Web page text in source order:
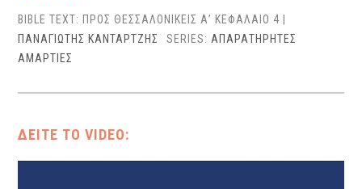
BIBLE TEXT: ΠΡΟΣ ΘΕΣΣΑΛΟΝΙΚΕΙΣ Α’ ΚΕΦΑΛΑΙΟ 4
ΠΑΝΑΓΙΩΤΗΣ ΚΑΝΤΑΡΤΖΗΣ
SERIES: ΑΠΑΡΑΤΗΡΗΤΕΣ
ΑΜΑΡΤΙΕΣ